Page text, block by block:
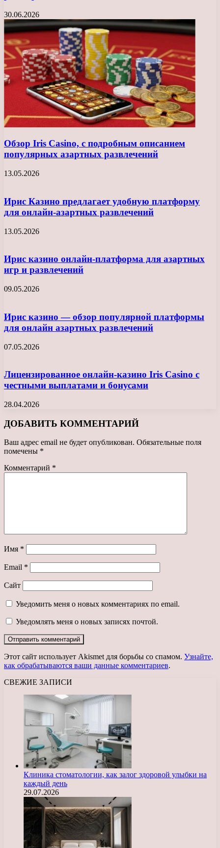
30.06.2026
Обзор Iris Casino, с подробным описанием
популярных азартных развлечений
13.05.2026
Ирис Казино предлагает удобную платформу
для онлайн-азартных развлечений
13.05.2026
Ирис казино онлайн-платформа для азартных
игр и развлечений
09.05.2026
Ирис казино — обзор популярной платформы
для онлайн азартных развлечений
07.05.2026
Лицензированное онлайн-казино Iris Casino с
честными выплатами и бонусами
28.04.2026
ДОБАВИТЬ КОММЕНТАРИЙ
Ваш адрес email не будет опубликован. Обязательные поля
помечены *
Комментарий *
Имя *
Email *
Сайт
Уведомить меня о новых комментариях по email.
Уведомлять меня о новых записях почтой.
Этот сайт использует Akismet для борьбы со спамом. Узнайте,
как обрабатываются ваши данные комментариев.
СВЕЖИЕ ЗАПИСИ
Клиника стоматологии, как залог здоровой улыбки на
каждый день
29.07.2026